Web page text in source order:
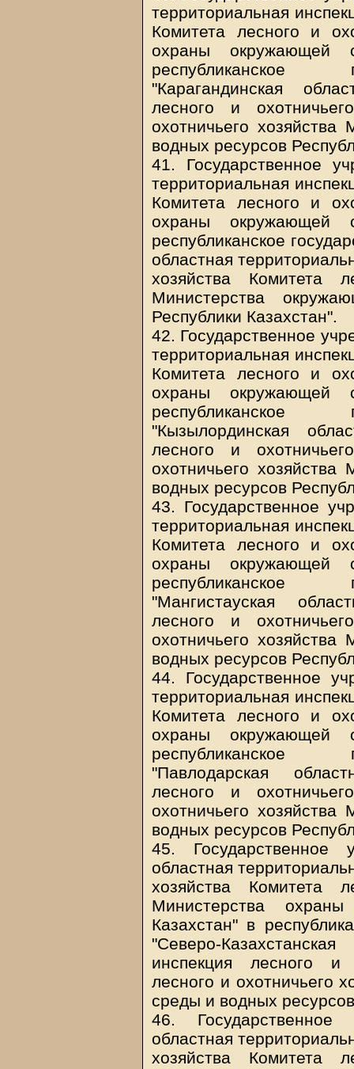
территориальная
Комитета лесного и
охраны окружающей
республиканское
"Карагандинская
лесного и
охотничьего
водных ресурсов
41. Государственное
территориальная
Комитета лесного и
охраны окружающей
республиканское
областная
хозяйства Комитета
Министерства
Республики Казахстан".
42. Государственное
территориальная
Комитета лесного и
охраны окружающей
республиканское
"Кызылординская
лесного и
охотничьего
водных ресурсов
43. Государственное
территориальная
Комитета лесного и
охраны окружающей
республиканское
"Мангистауская
лесного и
охотничьего
водных ресурсов
44. Государственное
территориальная
Комитета лесного и
охраны окружающей
республиканское
"Павлодарская
лесного и
охотничьего
водных ресурсов
45. Государственное
областная
хозяйства Комитета
Министерства
Казахстан" в
"Северо-
инспекция лесного и
лесного и охотничьего
среды и водных
46. Государственное
областная
хозяйства Комитета